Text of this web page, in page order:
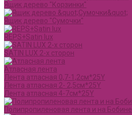
Ящик дерево "Корзинки"
Ящик дерево "Сумочки"
REPS+Satin lux
SATIN LUX 2-х сторон
Атласная лента
Лента атласная 0,7-1,2см*25Y
Лента атласная 2- 2,5см*25Y
Лента атласная 4-7см*25Y
Полипропиленовая лента и на Бобине